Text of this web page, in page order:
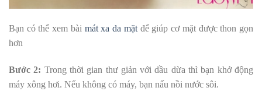
Bạn có thể xem bài mát xa da mặt để giúp cơ mặt được thon gọn
hơn
Bước 2: Trong thời gian thư giản với dầu dừa thì bạn khở động
máy xông hơi. Nếu không có máy, bạn nấu nồi nước sôi.